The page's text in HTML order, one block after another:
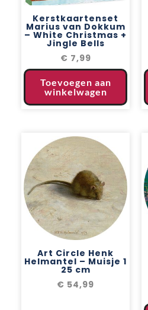
Kerstkaartenset
Marius van Dokkum
– White Christmas +
Jingle Bells
€ 7,99
Toevoegen aan
winkelwagen
Art Circle Henk
Helmantel – Muisje 1
25 cm
€ 54,99